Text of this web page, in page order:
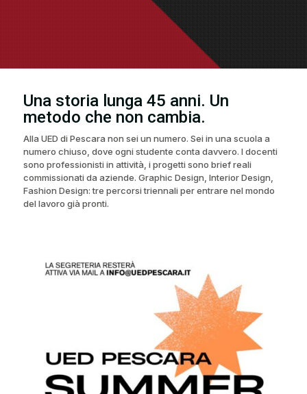
Una storia lunga 45 anni. Un
metodo che non cambia.
Alla UED di Pescara non sei un numero. Sei in una scuola a
numero chiuso, dove ogni studente conta davvero. I docenti
sono professionisti in attività, i progetti sono brief reali
commissionati da aziende. Graphic Design, Interior Design,
Fashion Design: tre percorsi triennali per entrare nel mondo
del lavoro già pronti.